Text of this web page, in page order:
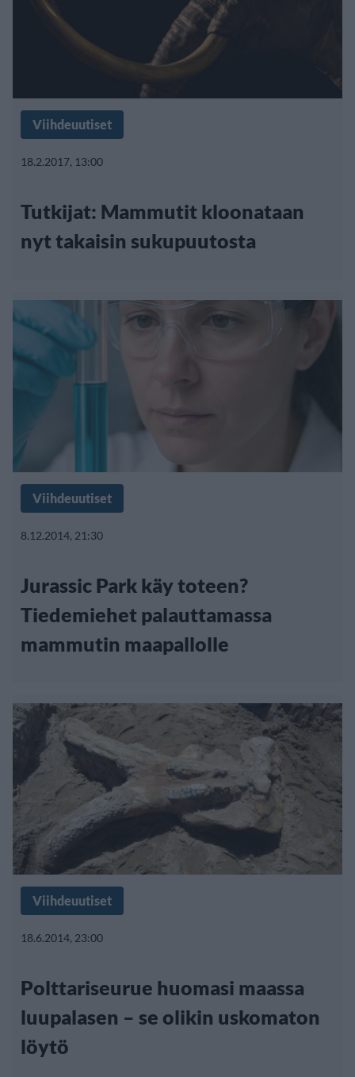
Viihdeuutiset
18.2.2017, 13:00
Tutkijat: Mammutit kloonataan
nyt takaisin sukupuutosta
Viihdeuutiset
8.12.2014, 21:30
Jurassic Park käy toteen?
Tiedemiehet palauttamassa
mammutin maapallolle
Viihdeuutiset
18.6.2014, 23:00
Polttariseurue huomasi maassa
luupalasen – se olikin uskomaton
löytö